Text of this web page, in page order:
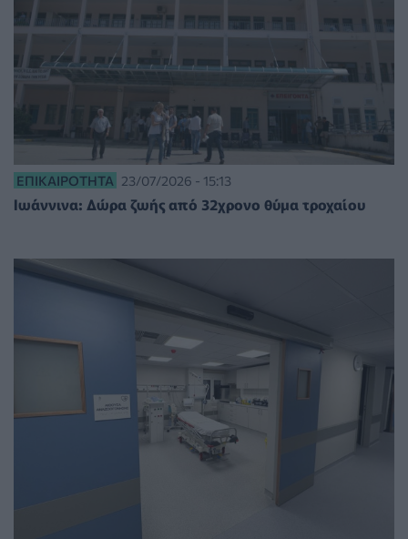
ΕΠΙΚΑΙΡΌΤΗΤΑ 23/07/2026 - 15:13
Ιωάννινα: Δώρα ζωής από 32χρονο θύμα τροχαίου